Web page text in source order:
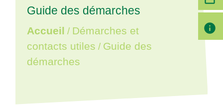
Guide des démarches
Accueil / Démarches et
contacts utiles / Guide des
démarches
info